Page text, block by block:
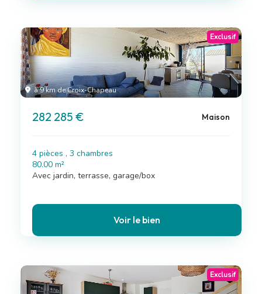
à 9 km de Croix-Chapeau
Exclusif
282 285 € Maison
4 pièces , 3 chambres
80.00 m²
Avec jardin, terrasse, garage/box
Voir le bien
Exclusif